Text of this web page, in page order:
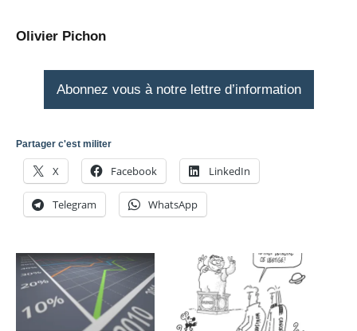
Olivier Pichon
Abonnez vous à notre lettre d’information
Partager c'est militer
X Facebook LinkedIn
Telegram WhatsApp